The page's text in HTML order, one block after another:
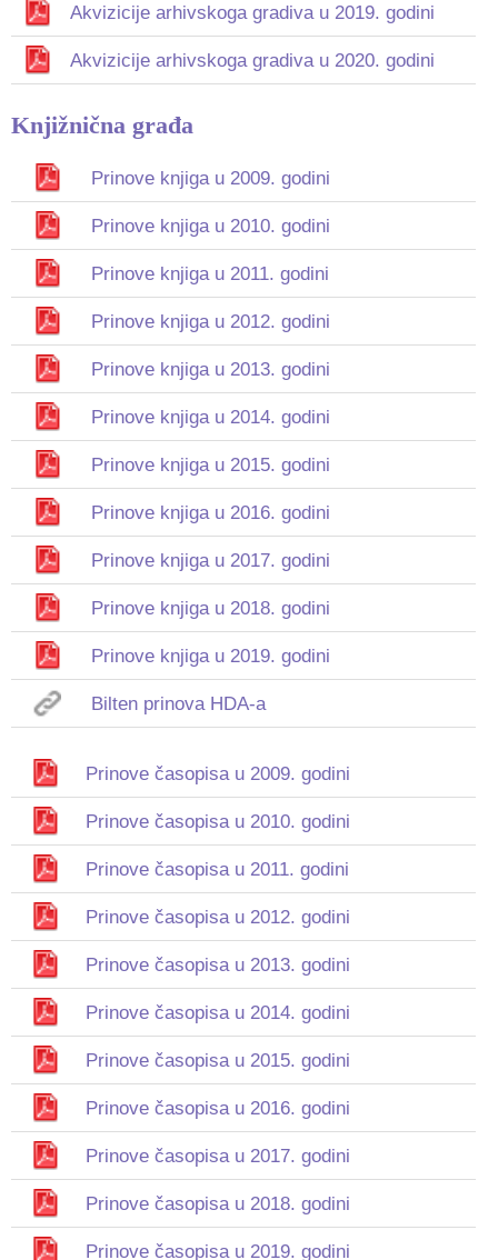
Akvizicije arhivskoga gradiva u 2019. godini
Akvizicije arhivskoga gradiva u 2020. godini
Knjižnična građa
Prinove knjiga u 2009. godini
Prinove knjiga u 2010. godini
Prinove knjiga u 2011. godini
Prinove knjiga u 2012. godini
Prinove knjiga u 2013. godini
Prinove knjiga u 2014. godini
Prinove knjiga u 2015. godini
Prinove knjiga u 2016. godini
Prinove knjiga u 2017. godini
Prinove knjiga u 2018. godini
Prinove knjiga u 2019. godini
Bilten prinova HDA-a
Prinove časopisa u 2009. godini
Prinove časopisa u 2010. godini
Prinove časopisa u 2011. godini
Prinove časopisa u 2012. godini
Prinove časopisa u 2013. godini
Prinove časopisa u 2014. godini
Prinove časopisa u 2015. godini
Prinove časopisa u 2016. godini
Prinove časopisa u 2017. godini
Prinove časopisa u 2018. godini
Prinove časopisa u 2019. godini